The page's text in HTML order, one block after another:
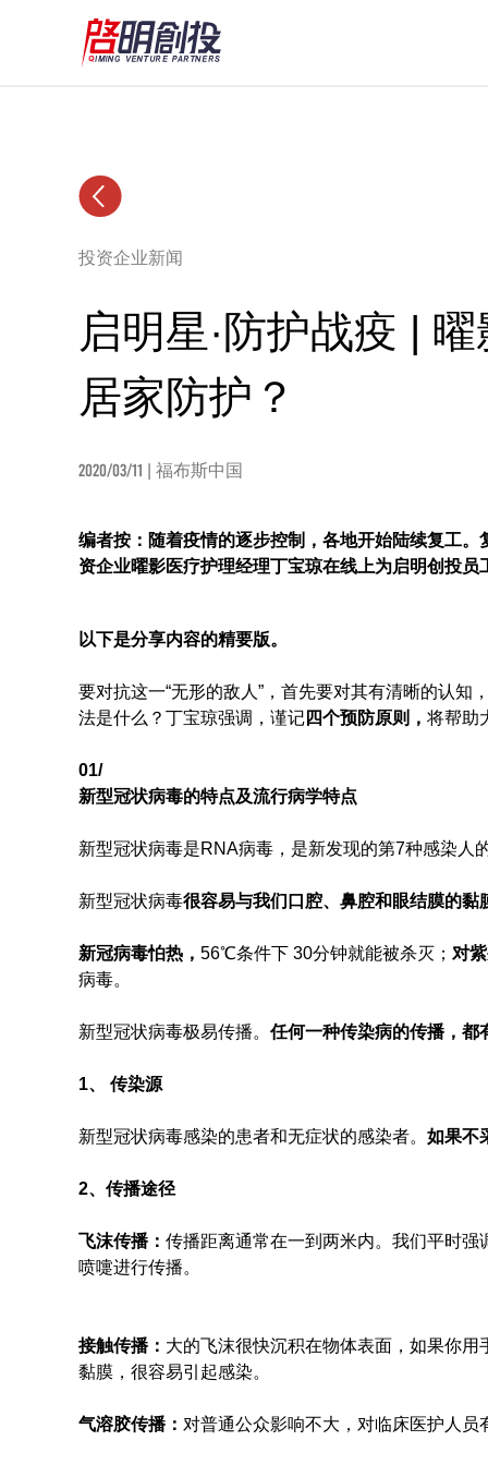
投资企业新闻
启明星·防护战疫 |
居家防护？
2020/03/11 | 福布斯中国
编者按：随着疫情的逐步控制，各地开始陆续复工
资企业曜影医疗护理经理丁宝琼在线上为启明创投
以下是分享内容的精要版。
要对抗这一“无形的敌人”，首先要对其有清晰的认
法是什么？丁宝琼强调，谨记四个预防原则， 将帮助
01/
新型冠状病毒的特点及流行病学特点
新型冠状病毒是RNA病毒，是新发现的第7种感染人
新型冠状病毒很容易与我们口腔、鼻腔和眼结膜的黏
新冠病毒怕热， 56℃条件下 30分钟就能被杀灭； 对
病毒。
新型冠状病毒极易传播。 任何一种传染病的传播，都
1、 传染源
新型冠状病毒感染的患者和无症状的感染者。 如果不
2、传播途径
飞沫传播： 传播距离通常在一到两米内。我们平时
喷嚏进行传播。
接触传播： 大的飞沫很快沉积在物体表面，如果你
黏膜，很容易引起感染。
气溶胶传播： 对普通公众影响不大，对临床医护人员